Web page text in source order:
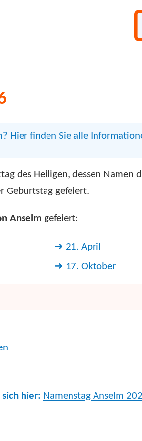
Hier finden Sie alle
des Heiligen, dessen Namen
Geburtstag gefeiert.
Anselm gefeiert:
21. April
17. Oktober
sich hier: Namenstag Anselm